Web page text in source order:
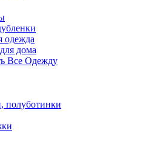
одежда
дома
Все Одежду
полуботинки